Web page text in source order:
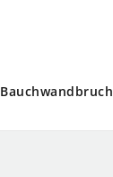
Bauchwandbruch